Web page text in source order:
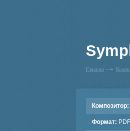
Главная
Композитор:
Формат: PDF